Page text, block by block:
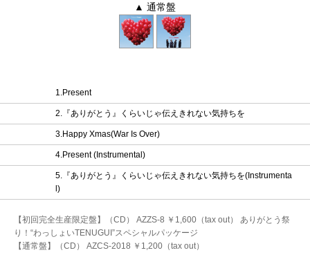
▲ 通常盤
1.Present
2.『ありがとう』くらいじゃ伝えきれない気持ちを
3.Happy Xmas(War Is Over)
4.Present (Instrumental)
5.『ありがとう』くらいじゃ伝えきれない気持ちを(Instrumenta
l)
【初回完全生産限定盤】（CD） AZZS-8 ￥1,600（tax out） ありがとう祭
り！“わっしょいTENUGUI”スペシャルパッケージ
【通常盤】（CD） AZCS-2018 ￥1,200（tax out）